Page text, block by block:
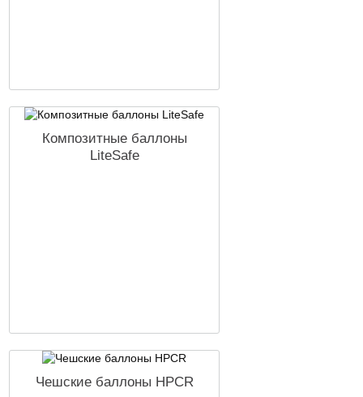
Композитные баллоны
LiteSafe
Чешские баллоны HPCR